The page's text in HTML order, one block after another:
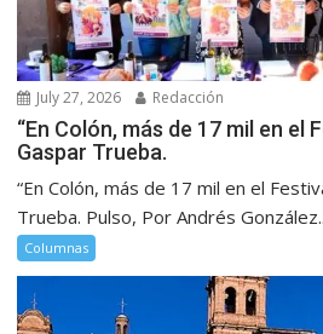
July 27, 2026 Redacción
“En Colón, más de 17 mil en el
Gaspar Trueba.
“En Colón, más de 17 mil en el
Trueba. Pulso, Por Andrés
Columnas